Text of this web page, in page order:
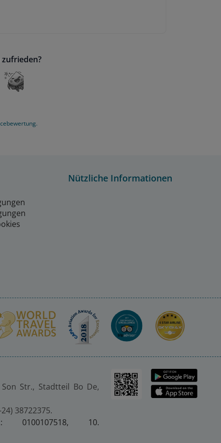
Nützliche Informationen
Str., Stadtteil Bo De,
38722375.
0100107518, 10.